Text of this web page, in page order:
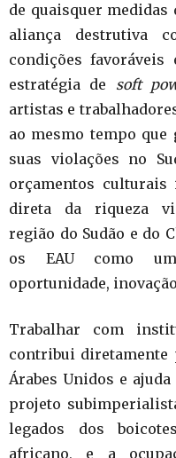
de quaisquer
aliança destrutiva
condições
estratégia de soft
artistas e
ao mesmo tempo
suas violações no
orçamentos culturais
direta da riqueza
região do Sudão e do
os EAU como
oportunidade,
Trabalhar com
contribui diretamente
Árabes Unidos e
projeto
legados dos
africano, e a